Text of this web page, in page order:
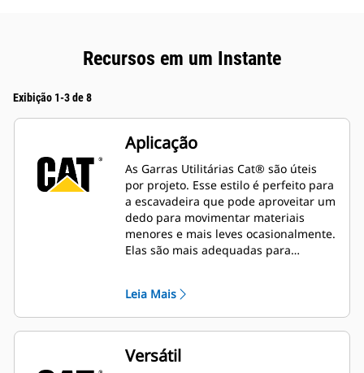
Recursos em um Instante
Exibição 1-3 de 8
Aplicação
As Garras Utilitárias Cat® são úteis
por projeto. Esse estilo é perfeito para
a escavadeira que pode aproveitar um
dedo para movimentar materiais
menores e mais leves ocasionalmente.
Elas são mais adequadas para
Leia Mais
Versátil